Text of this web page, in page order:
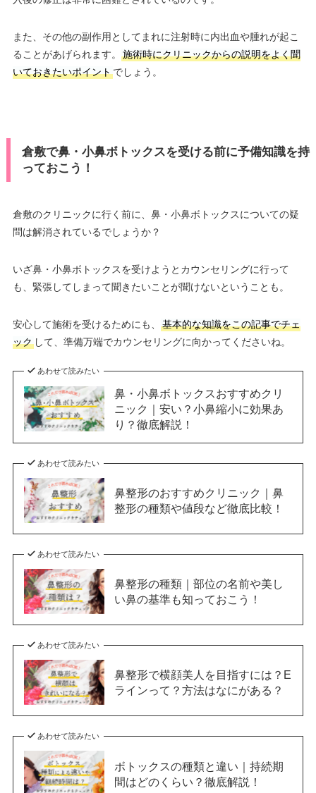
また、その他の副作用としてまれに注射時に内出血や腫れが起こ
ることがあげられます。
施術時にクリニックからの説明をよく聞
いておきたいポイントでしょう。
倉敷で鼻・小鼻ボトックスを受ける前に予備知識を持
っておこう！
倉敷のクリニックに行く前に、鼻・小鼻ボトックスについての疑
問は解消されているでしょうか？
いざ鼻・小鼻ボトックスを受けようとカウンセリングに行って
も、緊張してしまって聞きたいことが聞けないということも。
安心して施術を受けるためにも、
基本的な知識をこの記事でチェ
ックして、準備万端でカウンセリングに向かってくださいね。
あわせて読みたい
鼻・小鼻ボトックスおすすめクリ
ニック｜安い？小鼻縮小に効果あ
り？徹底解説！
あわせて読みたい
鼻整形のおすすめクリニック｜鼻
整形の種類や値段など徹底比較！
あわせて読みたい
鼻整形の種類｜部位の名前や美し
い鼻の基準も知っておこう！
あわせて読みたい
鼻整形で横顔美人を目指すには？E
ラインって？方法はなにがある？
あわせて読みたい
ボトックスの種類と違い｜持続期
間はどのくらい？徹底解説！